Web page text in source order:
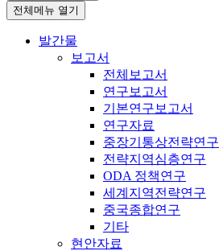
전체메뉴 열기
발간물
보고서
전체보고서
연구보고서
기본연구보고서
연구자료
중장기통상전략연구
전략지역심층연구
ODA 정책연구
세계지역전략연구
중국종합연구
기타
현안자료